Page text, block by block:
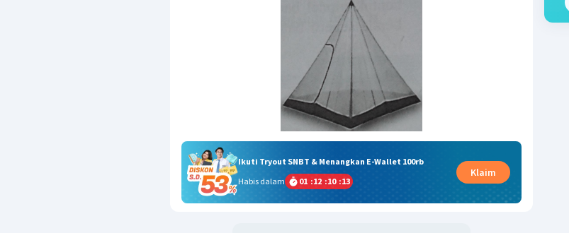
Ikuti Tryout SNBT & Menangkan E-Wallet 100rb
Habis dalam
01 :12 :10 :12
Klaim